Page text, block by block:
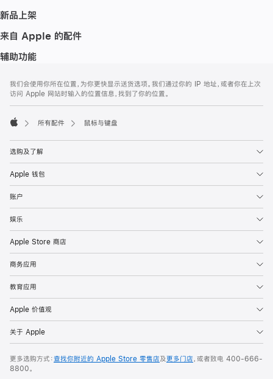
新品上架
来自 Apple 的配件
辅助功能
页
页
脚
注
我们会使用你所在位置，为你更快显示送货选项。我们通过你的 IP 地址，或者你在上次
访问 Apple 网站时输入的位置信息，找到了你的位置。
所有配件 鼠标与键盘
选购及了解
Apple 钱包
账户
娱乐
Apple Store 商店
商务应用
教育应用
Apple 价值观
关于 Apple
更多选购方式：查找你附近的 Apple Store 零售店及更多门店，或者致电 400-666-
8800。